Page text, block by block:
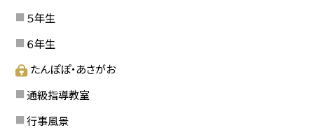
５年生
６年生
たんぽぽ・あさがお
通級指導教室
行事風景